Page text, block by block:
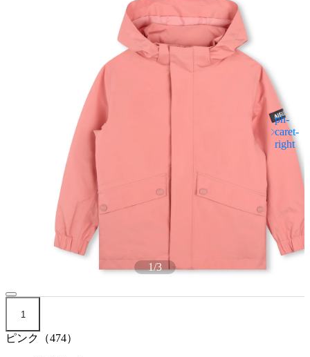
1/3
1
ピンク（474）